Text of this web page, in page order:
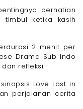
Drama dengan
Megavision,
Cepat!
perhatian
ketika kasih
2 menit per
Drama Sub Indo
refleksi.
Love Lost in
perjalanan cerita